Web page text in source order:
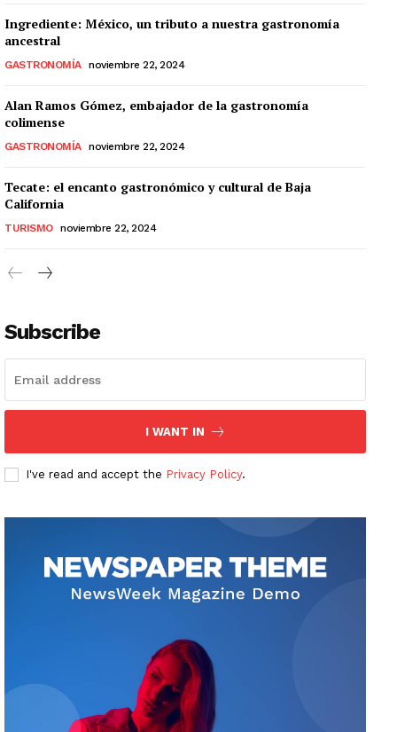
Ingrediente: México, un tributo a nuestra gastronomía
ancestral
GASTRONOMÍA noviembre 22, 2024
Alan Ramos Gómez, embajador de la gastronomía
colimense
GASTRONOMÍA noviembre 22, 2024
Tecate: el encanto gastronómico y cultural de Baja
California
TURISMO noviembre 22, 2024
Subscribe
I WANT IN
I've read and accept the Privacy Policy.